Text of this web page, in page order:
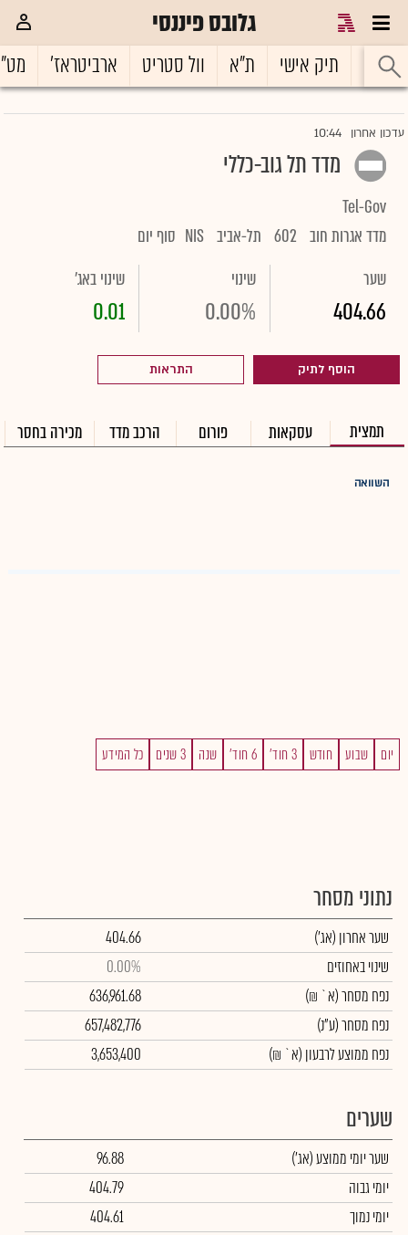
גלובס פיננסי
ראשי תיק אישי ת"א וול סטריט ארביטראז'
עדכון אחרון 10:44
מדד תל גוב-כללי
Tel-Gov
מדד אגרות חוב 602 תל-אביב NIS סוף יום
שער
404.66
שינוי
0.00%
שינוי באג'
0.01
הוסף לתיק התראות
תמצית עסקאות פורום הרכב מדד מכירה בחסר
השוואה
יום שבוע חודש 3 חוד' 6 חוד' שנה 3 שנים כל המידע
נתוני מסחר
שער אחרון (אג')
404.66
שינוי באחוזים
0.00%
נפח מסחר(א` ₪)
636,961.68
נפח מסחר(ע"נ)
657,482,776
נפח ממוצע לרבעון (א` ₪)
3,653,400
שערים
שער יומי ממוצע(אג')
96.88
יומי גבוה
404.79
יומי נמוך
404.61